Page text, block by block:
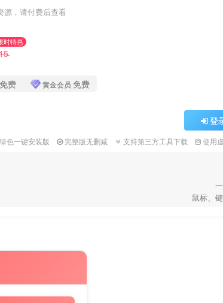
源，请付费后查看
时特惠
免费 黄金会员 免费
登
色一键安装版 完整版无删减 支持第三方工具下载 使用
鼠标、